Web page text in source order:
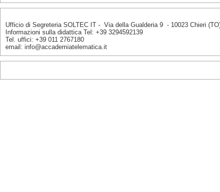
Ufficio di Segreteria SOLTEC IT - Via della Gualderia 9 - 10023 Chieri
Informazioni sulla didattica Tel: +39 3294592139
Tel. uffici: +39 011 2767180
email: info@accademiatelematica.it